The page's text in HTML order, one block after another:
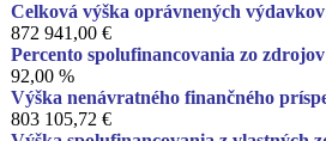
Celková výška oprávnených
872 941,00 €
Percento spolufinancovania zo
92,00 %
Výška nenávratného finančného
803 105,72 €